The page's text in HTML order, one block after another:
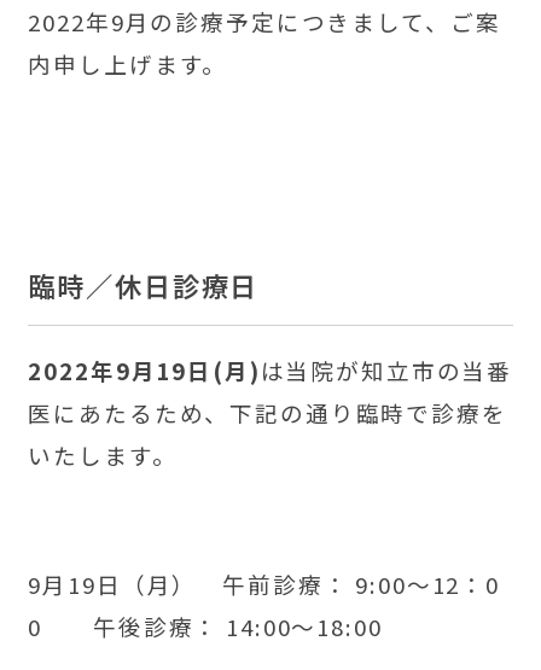
2022年9月の診療予定につきまして、ご案
内申し上げます。
臨時／休日診療日
2022年9月19日(月)は当院が知立市の当番
医にあたるため、下記の通り臨時で診療を
いたします。
9月19日（月） 午前診療： 9:00～12：0
0 午後診療： 14:00～18:00